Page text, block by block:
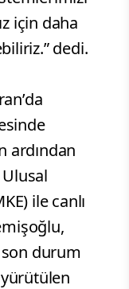
için daha
dedi.
ardından
ile canlı
durum